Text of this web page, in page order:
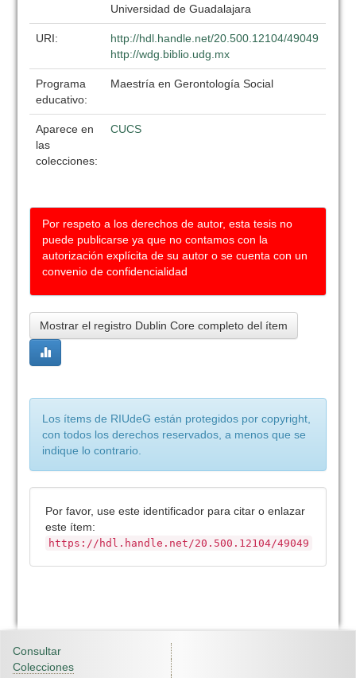
Universidad de Guadalajara
URI:
http://hdl.handle.net/20.500.12104/49049
http://wdg.biblio.udg.mx
Programa
educativo:
Maestría en Gerontología Social
Aparece en
las
colecciones:
CUCS
Por respeto a los derechos de autor, esta tesis no
puede publicarse ya que no contamos con la
autorización explícita de su autor o se cuenta con un
convenio de confidencialidad
Mostrar el registro Dublin Core completo del ítem
Los ítems de RIUdeG están protegidos por copyright,
con todos los derechos reservados, a menos que se
indique lo contrario.
Por favor, use este identificador para citar o enlazar
este ítem:
https://hdl.handle.net/20.500.12104/49049
Consultar
Colecciones